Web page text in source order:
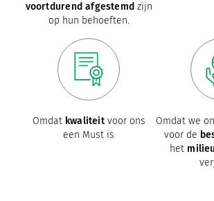
voortdurend afgestemdzijn
op hun behoeften.
Omdat kwaliteitvoor ons
een Must is
Omdat we
voor de
het milieu